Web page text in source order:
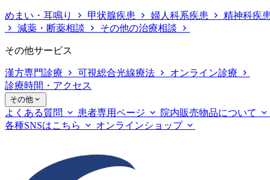
めまい・耳鳴り 甲状腺疾患 婦人科系疾患
精神科疾
減薬・断薬相談
その他の治療相談
その他サービス
漢方専門診療 可視総合光線療法
オンライン診療
診療時間・アクセス
その他
よくある質問 患者専用ページ
院内販売物品について
各種SNSはこちら
オンラインショップ